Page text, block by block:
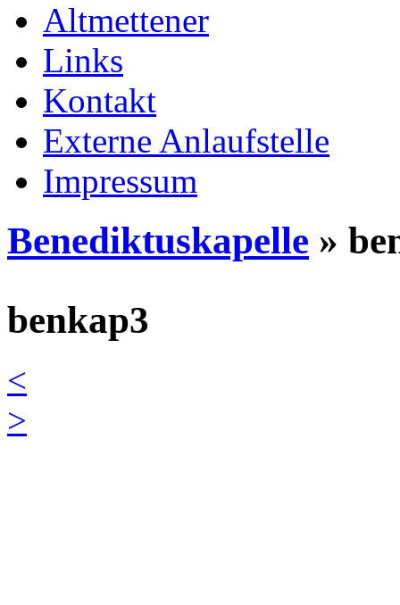
Altmettener
Links
Kontakt
Externe Anlaufstelle
Impressum
Benediktuskapelle »
benkap3
<
>